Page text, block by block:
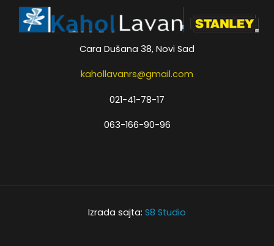
Cara Dušana 38, Novi Sad
kahollavanrs@gmail.com
021-41-78-17
063-166-90-96
Izrada sajta: S8 Studio